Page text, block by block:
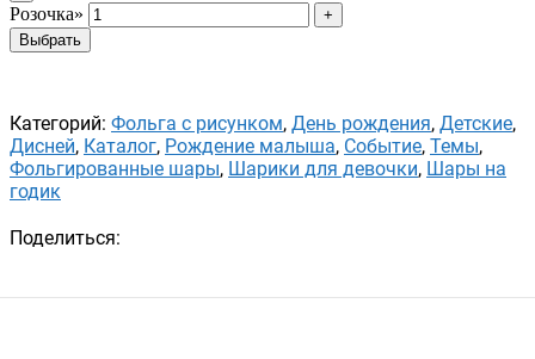
Розочка»
Выбрать
Категорий: Фольга с рисунком, День рождения, Детские,
Дисней, Каталог, Рождение малыша, Событие, Темы,
Фольгированные шары, Шарики для девочки, Шары на
годик
Поделиться: